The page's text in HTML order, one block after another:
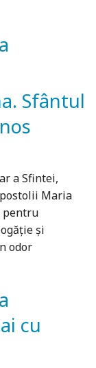
Sfântul
a Sfintei,
Maria
pentru
și
odor
cu